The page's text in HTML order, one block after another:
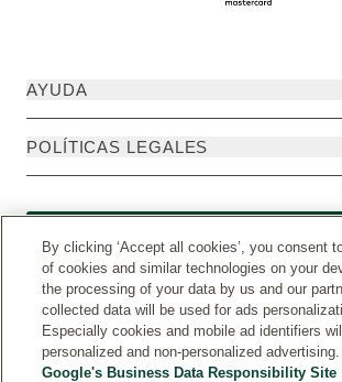
AYUDA
POLÍTICAS LEGALES
By clicking ‘Accept all cookies’, you consent
of cookies and similar technologies on your
the processing of your data by us and our
collected data will be used for ads
Especially cookies and mobile ad identifiers
personalized and non-personalized advertising.
Google's Business Data Responsibility Site